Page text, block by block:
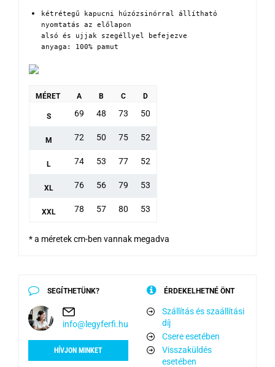
kétrétegű kapucni húzózsinórral állítható
nyomtatás az előlapon
alsó és ujjak szegéllyel befejezve
anyaga: 100% pamut
MÉRET A B C D
S 69 48 73 50
M 72 50 75 52
L 74 53 77 52
XL 76 56 79 53
XXL 78 57 80 53
* a méretek cm-ben vannak megadva
SEGÍTHETÜNK?
info@legyferfi.hu
HÍVJON MINKET
ÉRDEKELHETNÉ ÖNT
Szállítás és szaállítási
díj
Csere esetében
Visszaküldés
esetében